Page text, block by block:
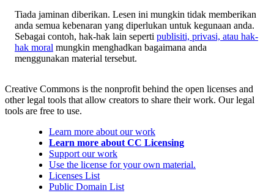
Tiada jaminan diberikan. Lesen ini mungkin tidak memberikan
anda semua kebenaran yang diperlukan untuk kegunaan anda.
Sebagai contoh, hak-hak lain seperti publisiti, privasi, atau hak-
hak moral mungkin menghadkan bagaimana anda
menggunakan material tersebut.
Creative Commons is the nonprofit behind the open licenses and
other legal tools that allow creators to share their work. Our legal
tools are free to use.
Learn more about our work
Learn more about CC Licensing
Support our work
Use the license for your own material.
Licenses List
Public Domain List